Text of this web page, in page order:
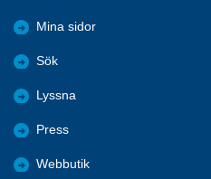
Mina sidor
Sök
Lyssna
Press
Webbutik